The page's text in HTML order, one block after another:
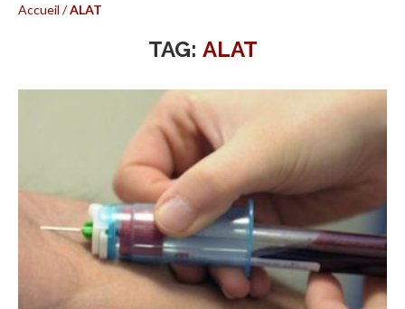
Accueil /ALAT
TAG: ALAT